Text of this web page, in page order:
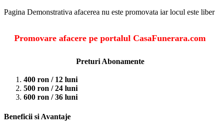
Pagina Demonstrativa afacerea nu este promovata iar locul este liber
Promovare afacere pe portalul CasaFunerara.com
Preturi Abonamente
400 ron / 12 luni
500 ron / 24 luni
600 ron / 36 luni
Beneficii si Avantaje